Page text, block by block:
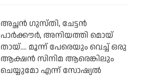
അച്ഛന്‍ ഗുസ്തി, ചേട്ടന്‍
പാര്‍ക്കൗര്‍, അനിയത്തി മൊയ്
തായ്.... മൂന്ന് പേരെയും വെച്ച് ഒരു
ആക്ഷന്‍ സിനിമ ആരെങ്കിലും
ചെയ്യുമോ എന്ന് സോഷ്യല്‍